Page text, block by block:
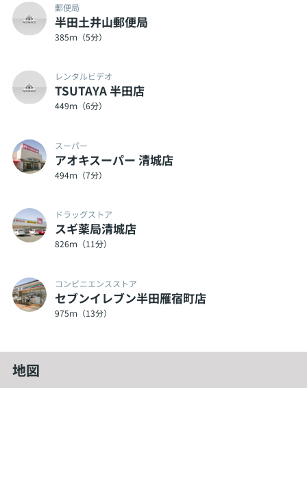
郵便局
半田土井山郵便局
385ｍ（5分）
レンタルビデオ
TSUTAYA 半田店
449ｍ（6分）
スーパー
アオキスーパー 清城店
494ｍ（7分）
ドラッグストア
スギ薬局清城店
826ｍ（11分）
コンビニエンスストア
セブンイレブン半田雁宿町店
975ｍ（13分）
地図